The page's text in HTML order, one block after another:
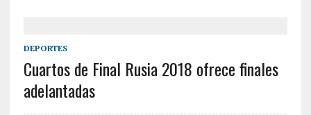
DEPORTES
Cuartos de Final Rusia 2018 ofrece finales
adelantadas